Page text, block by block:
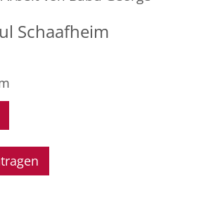
Schaafheim